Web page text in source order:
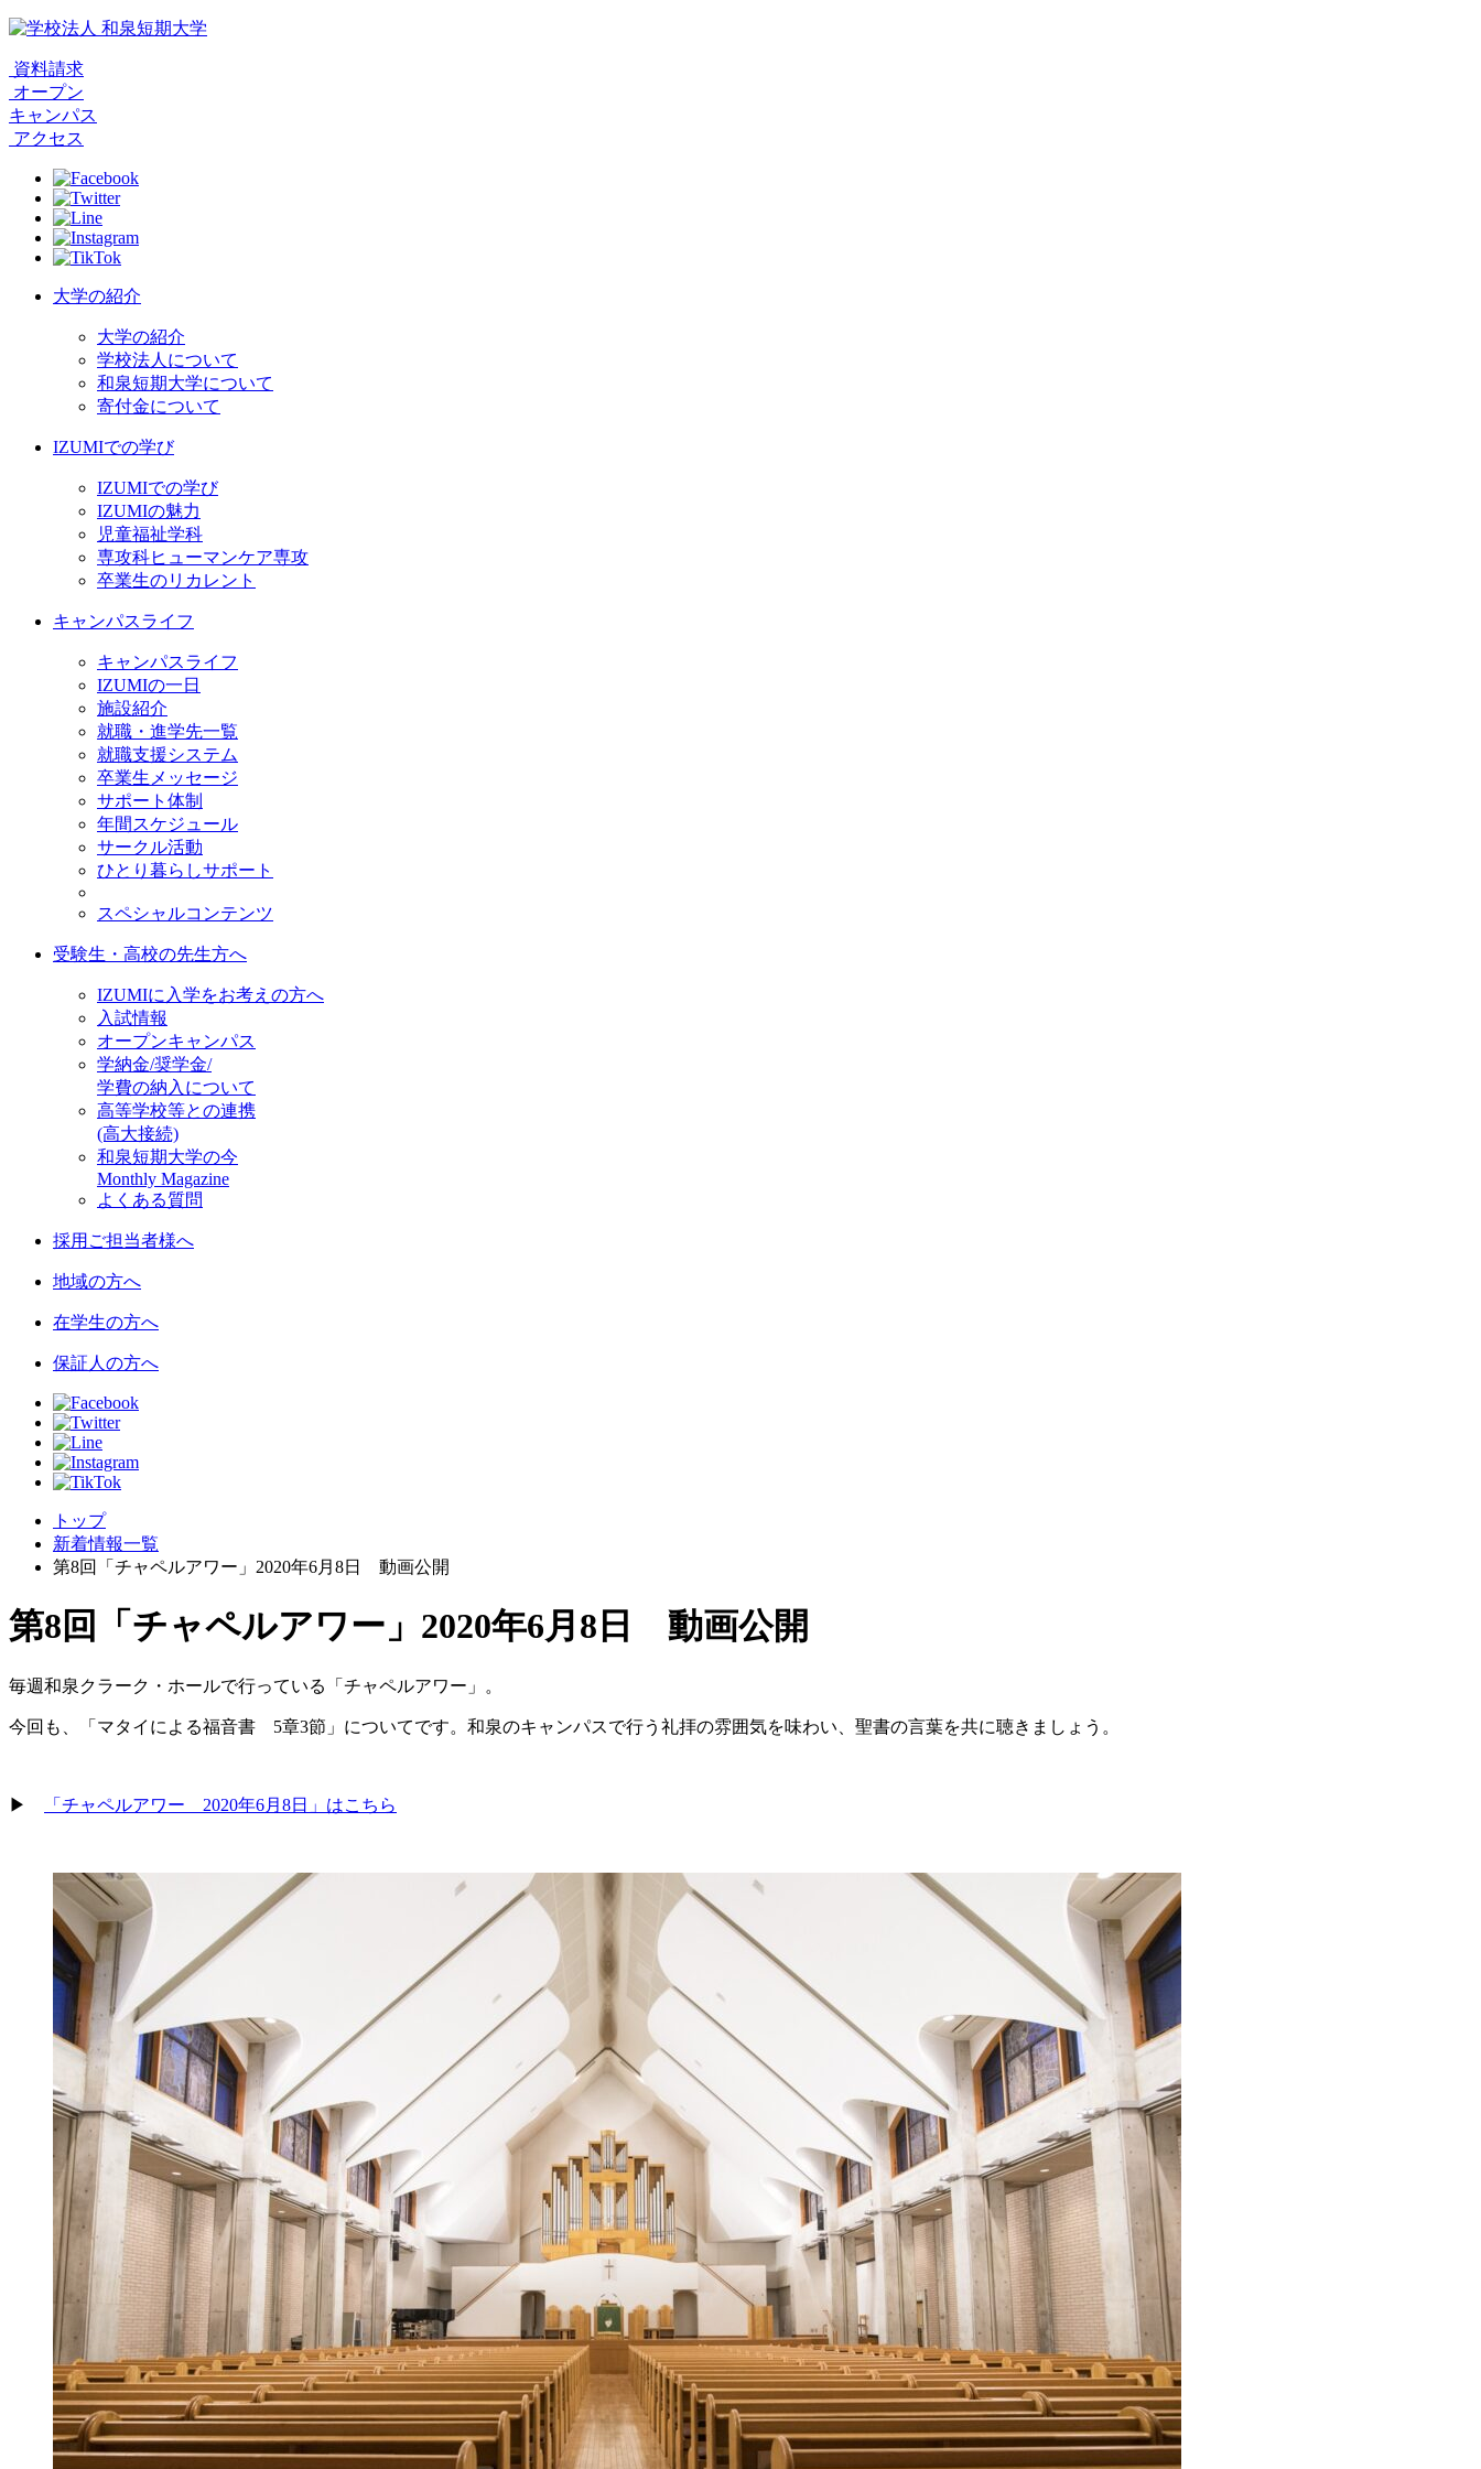
資料請求
オープン
キャンパス
アクセス
大学の紹介
大学の紹介
学校法人について
和泉短期大学について
寄付金について
IZUMIでの学び
IZUMIでの学び
IZUMIの魅力
児童福祉学科
専攻科ヒューマンケア専攻
卒業生のリカレント
キャンパスライフ
キャンパスライフ
IZUMIの一日
施設紹介
就職・進学先一覧
就職支援システム
卒業生メッセージ
サポート体制
年間スケジュール
サークル活動
ひとり暮らしサポート
スペシャルコンテンツ
受験生・高校の先生方へ
IZUMIに入学をお考えの方へ
入試情報
オープンキャンパス
学納金/奨学金/
学費の納入について
高等学校等との連携
(高大接続)
和泉短期大学の今
Monthly Magazine
よくある質問
採用ご担当者様へ
地域の方へ
在学生の方へ
保証人の方へ
トップ
新着情報一覧
第8回「チャペルアワー」2020年6月8日 動画公開
第8回「チャペルアワー」2020年6月8日 動画公開
毎週和泉クラーク・ホールで行っている「チャペルアワー」。
今回も、「マタイによる福音書 5章3節」についてです。和泉のキャンパスで行う礼拝の雰囲気を味わい、聖書の言葉を共に聴きましょう。
▶ 「チャペルアワー 2020年6月8日」はこちら